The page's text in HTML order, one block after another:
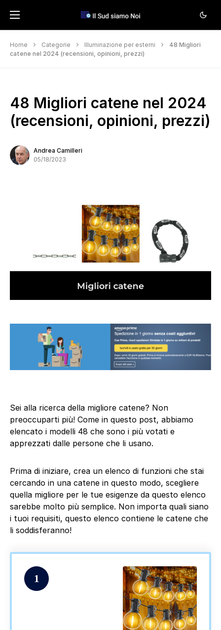
Home Categorie Illuminazione per esterni
48 Migliori
catene nel 2024 (recensioni, opinioni, prezzi)
48 Migliori catene nel 2024
(recensioni, opinioni, prezzi)
Andrea Camilleri
05/18/2023
Sei alla ricerca della migliore catene? Non
preoccuparti più! Come in questo post, abbiamo
elencato i modelli 48 che sono i più votati e
apprezzati dalle persone che li usano.
Prima di iniziare, crea un elenco di funzioni che stai
cercando in una catene in questo modo, scegliere
quella migliore per le tue esigenze da questo elenco
sarebbe molto più semplice. Non importa quali siano
i tuoi requisiti, questo elenco contiene le catene che
li soddisferanno!
1